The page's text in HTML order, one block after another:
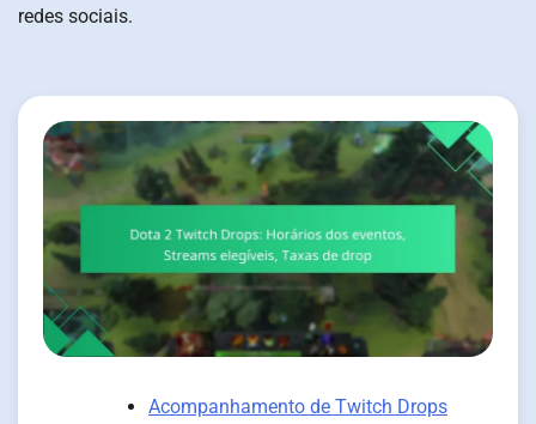
redes sociais.
Acompanhamento de Twitch Drops